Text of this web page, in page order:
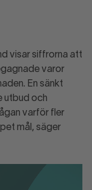
visar siffrorna att
varor
En sänkt
utbud och
varför fler
mål, säger